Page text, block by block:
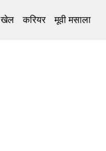
खेल करियर मूवी मसाला